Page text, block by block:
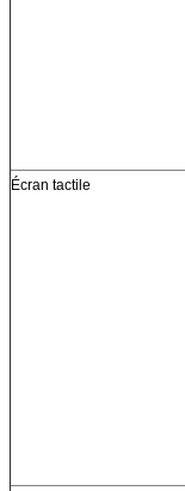
Écran tactile